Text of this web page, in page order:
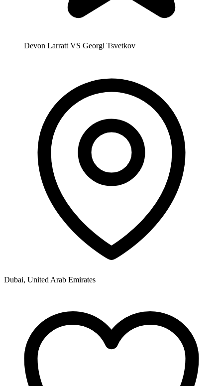
Devon Larratt VS Georgi Tsvetkov
Dubai, United Arab Emirates